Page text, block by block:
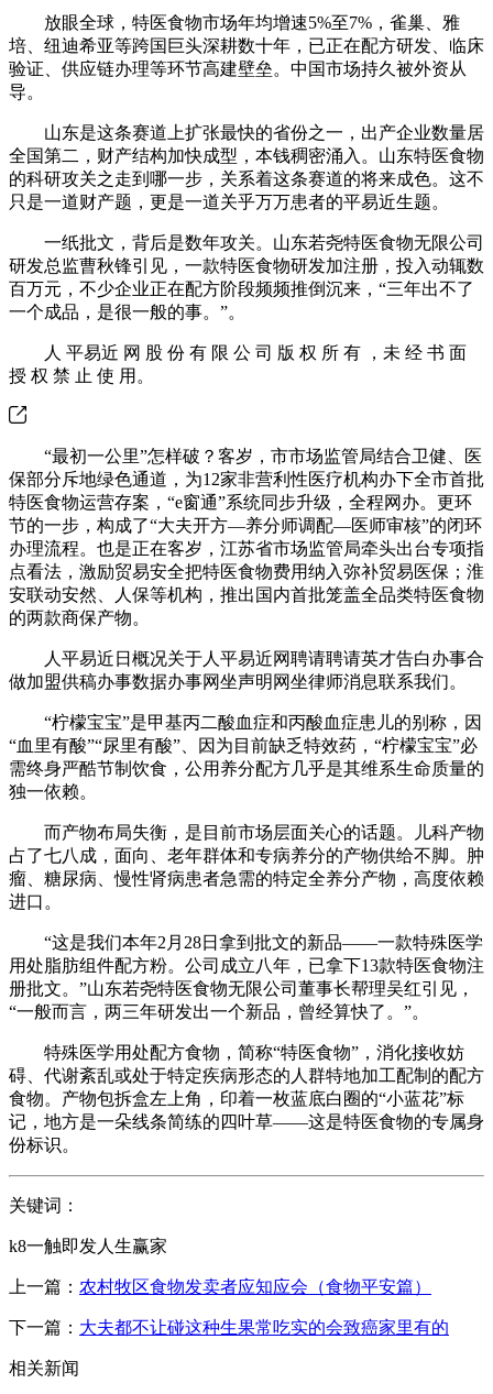
放眼全球，特医食物市场年均增速5%至7%，雀巢、雅
培、纽迪希亚等跨国巨头深耕数十年，已正在配方研发、临床
验证、供应链办理等环节高建壁垒。中国市场持久被外资从
导。
山东是这条赛道上扩张最快的省份之一，出产企业数量居
全国第二，财产结构加快成型，本钱稠密涌入。山东特医食物
的科研攻关之走到哪一步，关系着这条赛道的将来成色。这不
只是一道财产题，更是一道关乎万万患者的平易近生题。
一纸批文，背后是数年攻关。山东若尧特医食物无限公司
研发总监曹秋锋引见，一款特医食物研发加注册，投入动辄数
百万元，不少企业正在配方阶段频频推倒沉来，“三年出不了
一个成品，是很一般的事。”。
人 平易近 网 股 份 有 限 公 司 版 权 所 有 ，未 经 书 面
授 权 禁 止 使 用。
“最初一公里”怎样破？客岁，市市场监管局结合卫健、医
保部分斥地绿色通道，为12家非营利性医疗机构办下全市首批
特医食物运营存案，“e窗通”系统同步升级，全程网办。更环
节的一步，构成了“大夫开方—养分师调配—医师审核”的闭环
办理流程。也是正在客岁，江苏省市场监管局牵头出台专项指
点看法，激励贸易安全把特医食物费用纳入弥补贸易医保；淮
安联动安然、人保等机构，推出国内首批笼盖全品类特医食物
的两款商保产物。
人平易近日概况关于人平易近网聘请聘请英才告白办事合
做加盟供稿办事数据办事网坐声明网坐律师消息联系我们。
“柠檬宝宝”是甲基丙二酸血症和丙酸血症患儿的别称，因
“血里有酸”“尿里有酸”、因为目前缺乏特效药，“柠檬宝宝”必
需终身严酷节制饮食，公用养分配方几乎是其维系生命质量的
独一依赖。
而产物布局失衡，是目前市场层面关心的话题。儿科产物
占了七八成，面向、老年群体和专病养分的产物供给不脚。肿
瘤、糖尿病、慢性肾病患者急需的特定全养分产物，高度依赖
进口。
“这是我们本年2月28日拿到批文的新品——一款特殊医学
用处脂肪组件配方粉。公司成立八年，已拿下13款特医食物注
册批文。”山东若尧特医食物无限公司董事长帮理吴红引见，
“一般而言，两三年研发出一个新品，曾经算快了。”。
特殊医学用处配方食物，简称“特医食物”，消化接收妨
碍、代谢紊乱或处于特定疾病形态的人群特地加工配制的配方
食物。产物包拆盒左上角，印着一枚蓝底白圈的“小蓝花”标
记，地方是一朵线条简练的四叶草——这是特医食物的专属身
份标识。
关键词：
k8一触即发人生赢家
上一篇： 农村牧区食物发卖者应知应会（食物平安篇）
下一篇： 大夫都不让碰这种生果常吃实的会致癌家里有的
相关新闻